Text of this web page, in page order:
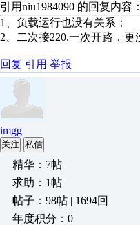
引用niu1984090 的回复内
1、负载运行也没有关系；
2、二次接220.一次开路，更
回复 引用 举报
imgg
关注 私信
精华：7帖
求助：1帖
帖子：98帖 | 1694回
年度积分：0